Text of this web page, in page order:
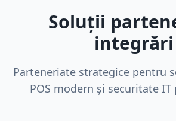
Soluții
integrări
Parteneriate strategice pentru
POS modern și securitate